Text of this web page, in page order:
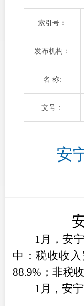
索引号：
发布机构：
名 称:
文号：
安
1月，安
中：税收收
88.9% ；非税
1月，安